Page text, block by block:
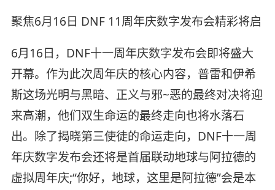
聚焦6月16日 DNF 11周年庆数字发布会精彩将启
6月16日，DNF十一周年庆数字发布会即将盛大
开幕。作为此次周年庆的核心内容，普雷和伊希
斯这场光明与黑暗、正义与邪~恶的最终对决将迎
来高潮，他们双生命运的最终走向也将水落石
出。除了揭晓第三使徒的命运走向，DNF十一周
年庆数字发布会还将是首届联动地球与阿拉德的
虚拟周年庆;“你好，地球，这里是阿拉德”会是本